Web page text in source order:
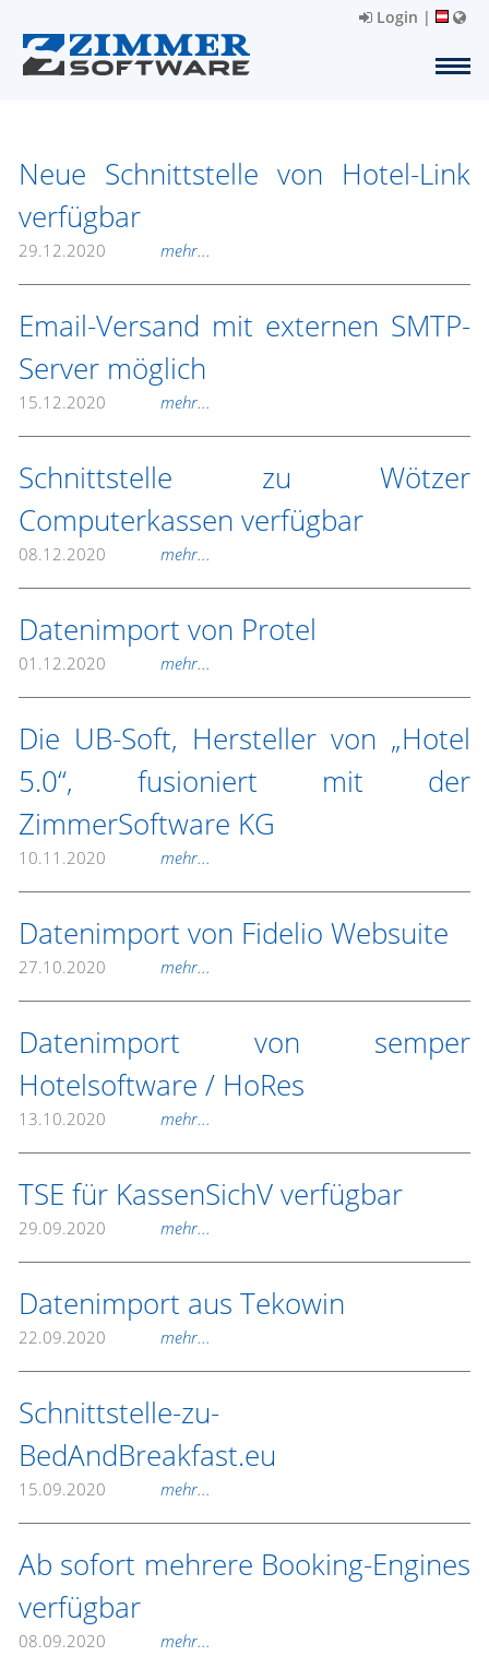
Login |
Neue Schnittstelle von Hotel-Link
verfügbar
29.12.2020 mehr...
Email-Versand mit externen SMTP-
Server möglich
15.12.2020 mehr...
Schnittstelle zu Wötzer
Computerkassen verfügbar
08.12.2020 mehr...
Datenimport von Protel
01.12.2020 mehr...
Die UB-Soft, Hersteller von „Hotel
5.0“, fusioniert mit der
ZimmerSoftware KG
10.11.2020 mehr...
Datenimport von Fidelio Websuite
27.10.2020 mehr...
Datenimport von semper
Hotelsoftware / HoRes
13.10.2020 mehr...
TSE für KassenSichV verfügbar
29.09.2020 mehr...
Datenimport aus Tekowin
22.09.2020 mehr...
Schnittstelle-zu-
BedAndBreakfast.eu
15.09.2020 mehr...
Ab sofort mehrere Booking-Engines
verfügbar
08.09.2020 mehr...